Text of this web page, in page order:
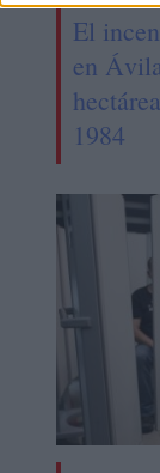
El
en
1984